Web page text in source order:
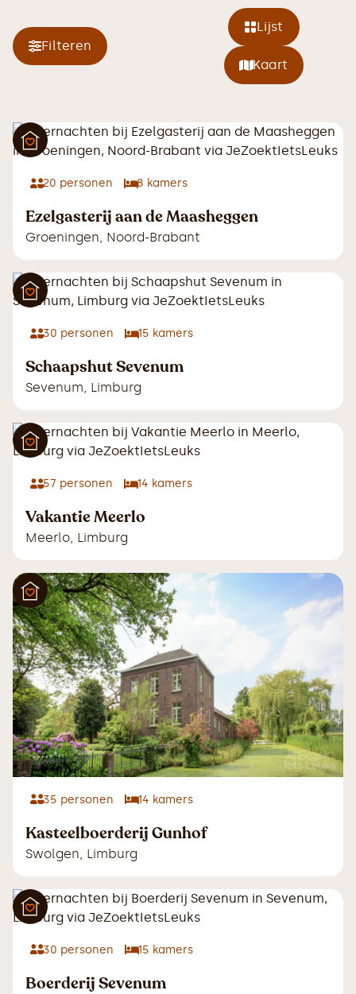
Filteren
Lijst
Kaart
20 personen 8 kamers
Ezelgasterij aan de Maasheggen
Groeningen, Noord-Brabant
30 personen 15 kamers
Schaapshut Sevenum
Sevenum, Limburg
57 personen 14 kamers
Vakantie Meerlo
Meerlo, Limburg
35 personen 14 kamers
Kasteelboerderij Gunhof
Swolgen Limburg
30 personen 15 kamers
Boerderij Sevenum